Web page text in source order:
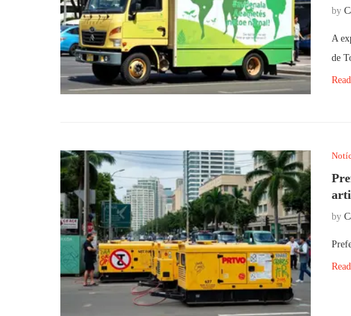
by
A
de
by